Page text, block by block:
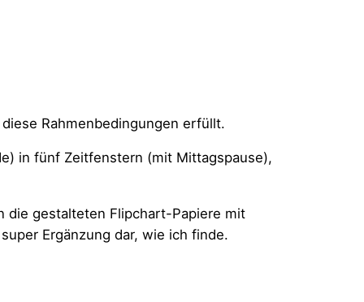
Rahmenbedingungen erfüllt.
in fünf Zeitfenstern (mit Mittagspause),
die gestalteten Flipchart-Papiere mit
Ergänzung dar, wie ich finde.